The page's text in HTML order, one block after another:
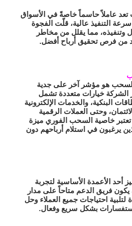
تعد عاملاً حاسماً خاصةً في الأسواق
سرعة التنفيذ عالية، قلّت الفجوة
وتنفيذه، مما يقلل من مخاطر
من فرص تحقيق أرباح أفضل.
هو مؤشر آخر على جدية
الشركة خيارات متعددة تشمل
البنكية، والخدمات الإلكترونية
وحتى العملات الرقمية
خاصية السحب الفوري ميزة
يرغبون في استلام أرباحهم دون
أحد الأعمدة الأساسية لتجربة
فريق الدعم متاحاً على مدار
لتلبية احتياجات جميع العملاء وحل
بشكل سريع وفعال.